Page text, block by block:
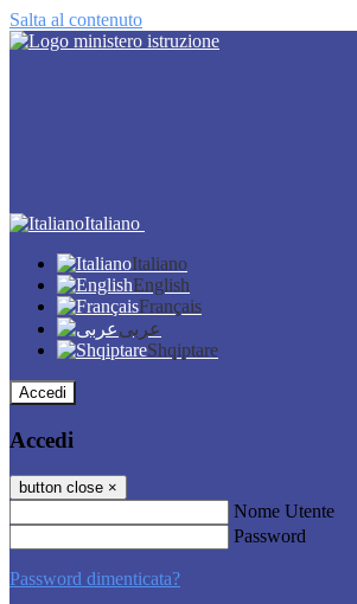
Salta al contenuto
Italiano
Italiano
English
Français
عربى
Shqiptare
Accedi
Accedi
button close ×
Nome Utente
Password
Password dimenticata?